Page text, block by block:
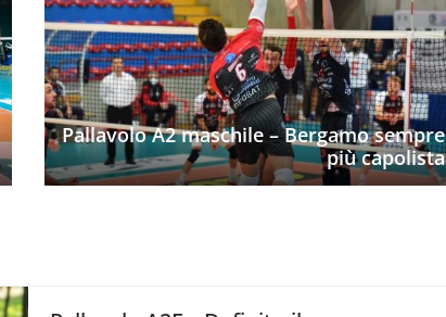
Pallavolo A2 maschile – Bergamo sempre
più capolista